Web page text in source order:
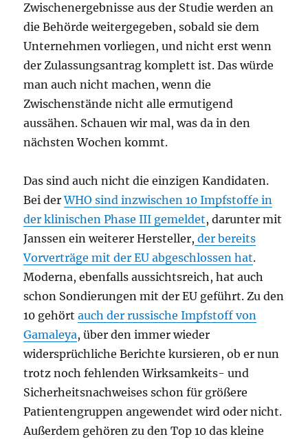
Zwischenergebnisse aus der Studie werden an
die Behörde weitergegeben, sobald sie dem
Unternehmen vorliegen, und nicht erst wenn
der Zulassungsantrag komplett ist. Das würde
man auch nicht machen, wenn die
Zwischenstände nicht alle ermutigend
aussähen. Schauen wir mal, was da in den
nächsten Wochen kommt.
Das sind auch nicht die einzigen Kandidaten.
Bei derWHO sind inzwischen 10 Impfstoffe in
der klinischen Phase III gemeldet, darunter mit
Janssen ein weiterer Hersteller, der bereits
Vorverträge mit der EU abgeschlossen hat.
Moderna, ebenfalls aussichtsreich, hat auch
schon Sondierungen mit der EU geführt. Zu den
10 gehörtauch der russische Impfstoff von
Gamaleya, über den immer wieder
widersprüchliche Berichte kursieren, ob er nun
trotz noch fehlenden Wirksamkeits- und
Sicherheitsnachweises schon für größere
Patientengruppen angewendet wird oder nicht.
Außerdem gehören zu den Top 10 das kleine